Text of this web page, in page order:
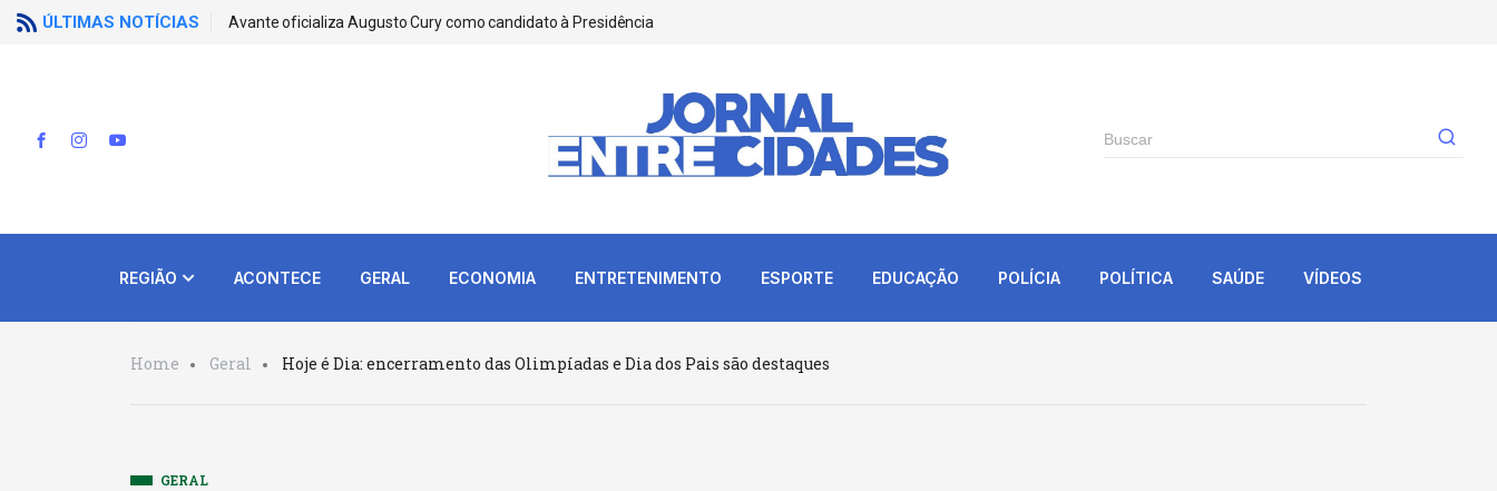
ÚLTIMAS NOTÍCIAS Avante oficializa Augusto Cury como candidato à Presidência
REGIÃO ACONTECE GERAL ECONOMIA ENTRETENIMENTO ESPORTE EDUCAÇÃO POLÍCIA POLÍTICA SAÚDE VÍDEOS
Home Geral Hoje é Dia: encerramento das Olimpíadas e Dia dos Pais são destaques
GERAL